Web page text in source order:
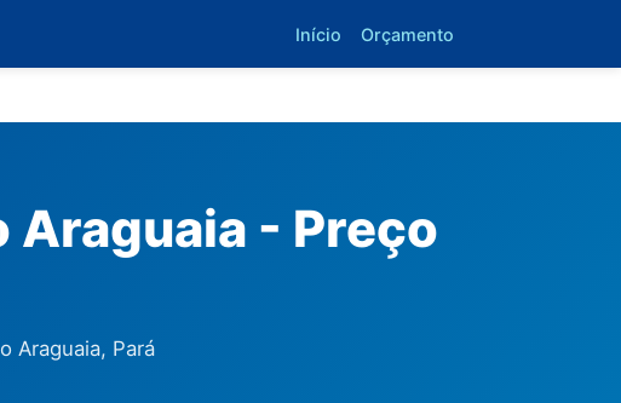
Início Orçamento
Araguaia - Preço
Araguaia, Pará